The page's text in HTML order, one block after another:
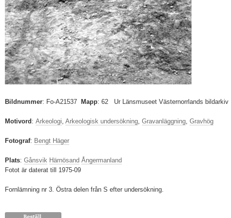
Bildnummer: Fo-A21537 Mapp: 62 Ur Länsmuseet Västernorrlands bildarkiv
Motivord : Arkeologi, Arkeologisk undersökning, Gravanläggning, Gravhög
Fotograf: Bengt Häger
Plats: Gånsvik Härnösand Ångermanland
Fotot är daterat till 1975-09
Fornlämning nr 3. Östra delen från S efter undersökning.